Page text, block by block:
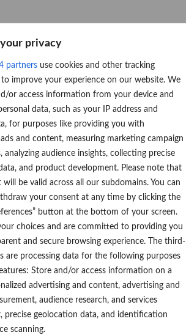
privacy
partners use cookies and other tracking
improve your experience on our website. We
or access information from your device and
data, such as your IP address and
for purposes like providing you with
and content, measuring marketing campaign
analyzing audience insights, collecting precise
and product development. Please note that
be valid across all our subdomains. You can
your consent at any time by clicking the
button at the bottom of your screen.
choices and are committed to providing you
and secure browsing experience. The third-
are processing data for the following purposes
Store and/or access information on a
advertising and content, advertising and
audience research, and services
precise geolocation data, and identification
scanning.